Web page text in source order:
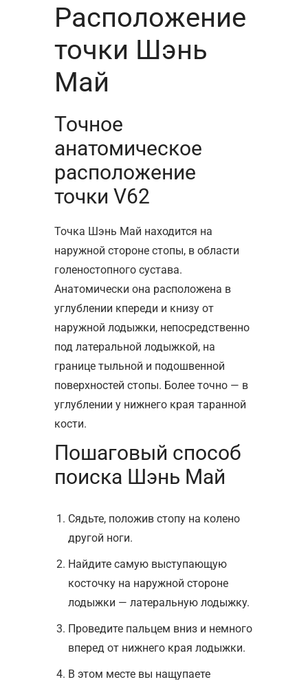
Расположение
точки Шэнь
Май
Точное
анатомическое
расположение
точки V62
Точка Шэнь Май находится на
наружной стороне стопы, в области
голеностопного сустава.
Анатомически она расположена в
углублении кпереди и книзу от
наружной лодыжки, непосредственно
под латеральной лодыжкой, на
границе тыльной и подошвенной
поверхностей стопы. Более точно — в
углублении у нижнего края таранной
кости.
Пошаговый способ
поиска Шэнь Май
Сядьте, положив стопу на колено
другой ноги.
Найдите самую выступающую
косточку на наружной стороне
лодыжки — латеральную лодыжку.
Проведите пальцем вниз и немного
вперед от нижнего края лодыжки.
В этом месте вы нащупаете